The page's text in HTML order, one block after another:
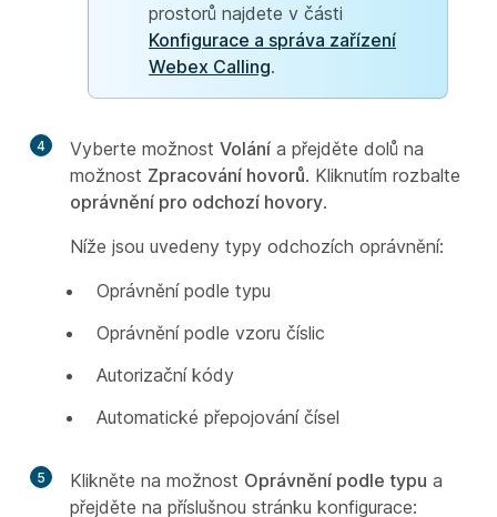
prostorů najdete v části
Konfigurace a správa zařízení
Webex Calling.
4 Vyberte možnost Volání a přejděte dolů na
možnost Zpracování hovorů. Kliknutím rozbalte
oprávnění pro odchozí hovory.
Níže jsou uvedeny typy odchozích oprávnění:
Oprávnění podle typu
Oprávnění podle vzoru číslic
Autorizační kódy
Automatické přepojování čísel
5 Klikněte na možnost Oprávnění podle typu a
přejděte na příslušnou stránku konfigurace: